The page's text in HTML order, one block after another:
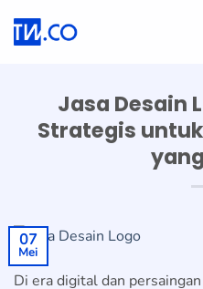
Jasa Desain
Strategis
07
Mei
Di era digital dan